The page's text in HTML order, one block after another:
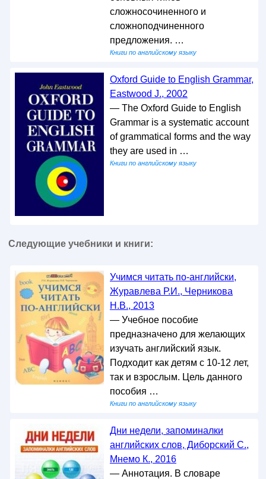
сложносочиненного и
сложноподчиненного
предложения. …
Книги по английскому языку
Oxford Guide to English Grammar,
Eastwood J., 2002
— The Oxford Guide to English
Grammar is a systematic account
of grammatical forms and the way
they are used in …
Книги по английскому языку
Следующие учебники и книги:
Учимся читать по-английски,
Журавлева Р.И., Черникова
Н.В., 2013
— Учебное пособие
предназначено для желающих
изучать английский язык.
Подходит как детям с 10-12 лет,
так и взрослым. Цель данного
пособия …
Книги по английскому языку
Дни недели, запоминалки
английских слов, Диборский С.,
Мнемо К., 2016
— Аннотация. В словаре